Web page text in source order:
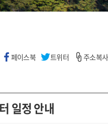
페이스북 트위터 주소복사
일정 안내